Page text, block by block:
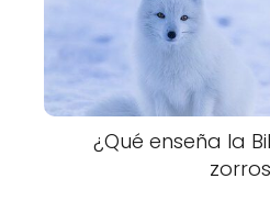
¿Qué enseña la